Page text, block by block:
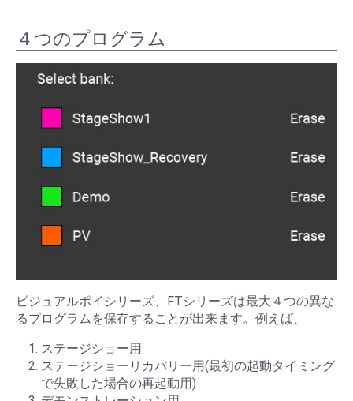
４つのプログラム
ビジュアルポイシリーズ、FTシリーズは最大４つの異な
るプログラムを保存することが出来ます。例えば、
ステージショー用
ステージショーリカバリー用(最初の起動タイミング
で失敗した場合の再起動用)